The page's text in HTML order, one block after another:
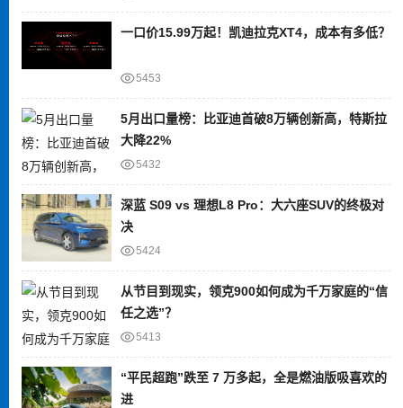
一口价15.99万起！凯迪拉克XT4，成本有多低？
5453
5月出口量榜：比亚迪首破8万辆创新高，特斯拉
大降22%
5432
深蓝 S09 vs 理想L8 Pro：大六座SUV的终极对
决
5424
从节目到现实，领克900如何成为千万家庭的“信
任之选”？
5413
“平民超跑”跌至 7 万多起，全是燃油版吸喜欢的
进